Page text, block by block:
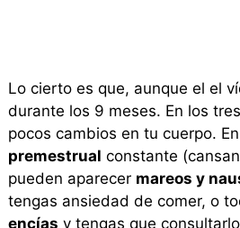
Lo cierto es que, aunque el el
durante los 9 meses. En los
pocos cambios en tu cuerpo.
premestrual constante
pueden aparecer mareos y
tengas ansiedad de comer, o
encías y tengas que